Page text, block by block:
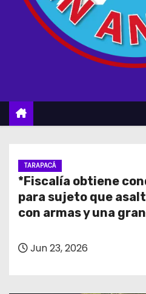
TARAPACÁ
*Fiscalía obtiene
para sujeto que
con armas y una
Jun 23, 2026